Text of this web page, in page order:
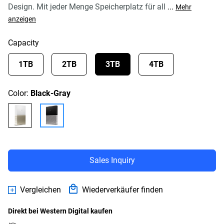
Design. Mit jeder Menge Speicherplatz für all ... Mehr
anzeigen
Capacity
1TB 2TB 3TB 4TB
Color: Black-Gray
Sales Inquiry
Vergleichen Wiederverkäufer finden
Direkt bei Western Digital kaufen